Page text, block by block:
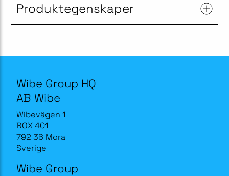
Produktegenskaper
Wibe Group HQ
AB Wibe
Wibevägen 1
BOX 401
792 36 Mora
Sverige
Wibe Group